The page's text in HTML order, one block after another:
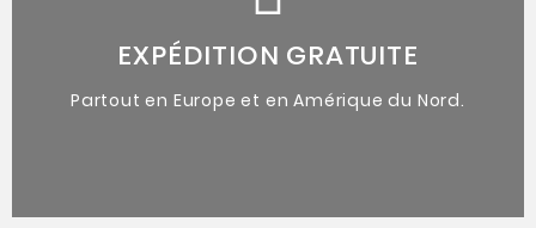
EXPÉDITION GRATUITE
Partout en Europe et en Amérique du Nord.
Oeuvres originales uniques